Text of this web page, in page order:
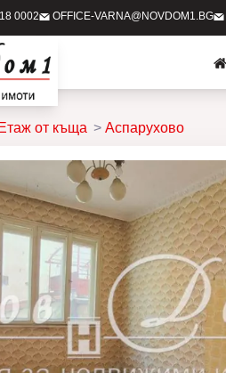
0002 OFFICE-VARNA@NOVDOM1.BG
Етаж от къща Аспарухово